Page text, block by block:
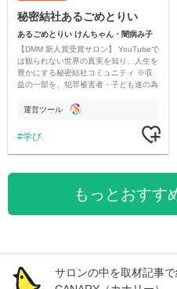
秘密結社あるごめとりい
あるごめとりい けんちゃん・闇病み子
【DMM 新人賞受賞サロン】 YouTubeで
は観られない世界の真実を知り、人生を
豊かにする秘密結社コミュニティ ※収
益の一部を、犯罪被害者・子ども達の為
す運営ツール
学び
もっとおすす
サロンの中を取材記事